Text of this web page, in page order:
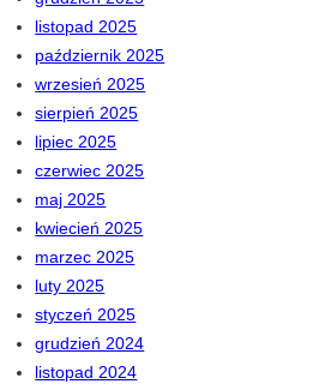
listopad 2025
październik 2025
wrzesień 2025
sierpień 2025
lipiec 2025
czerwiec 2025
maj 2025
kwiecień 2025
marzec 2025
luty 2025
styczeń 2025
grudzień 2024
listopad 2024